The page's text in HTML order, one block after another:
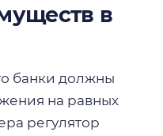
в
банки должны
на равных
регулятор